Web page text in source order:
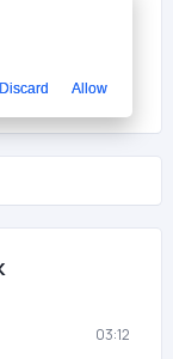
320 kb/s и
онлайн.
03:12
Discard Allow